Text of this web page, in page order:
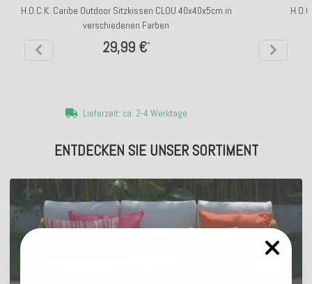
H.O.C.K. Caribe Outdoor Sitzkissen CLOU 40x40x5cm in
verschiedenen Farben
29,99 €*
Lieferzeit: ca. 2-4 Werktage
ENTDECKEN SIE UNSER SORTIMENT